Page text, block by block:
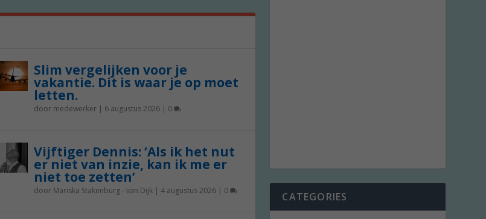
Slim vergelijken voor je
vakantie. Dit is waar je op moet
letten.
door medewerker| 6 augustus 2026| 0
Vijftiger Dennis: ‘Als ik het nut
er niet van inzie, kan ik me er
niet toe zetten’
door Mariska Stakenburg - van Dijk| 4 augustus 2026| 0 CATEGORIES